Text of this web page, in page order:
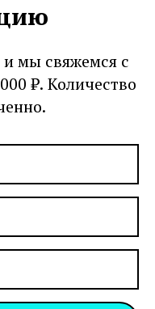
мы свяжемся с
₽. Количество